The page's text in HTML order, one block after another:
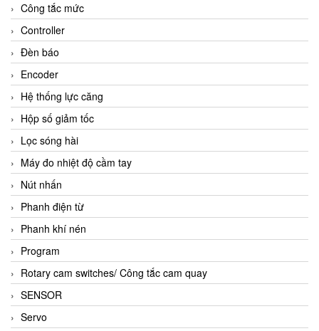
Công tắc mức
Controller
Đèn báo
Encoder
Hệ thống lực căng
Hộp số giảm tốc
Lọc sóng hài
Máy đo nhiệt độ cầm tay
Nút nhấn
Phanh điện từ
Phanh khí nén
Program
Rotary cam switches/ Công tắc cam quay
SENSOR
Servo